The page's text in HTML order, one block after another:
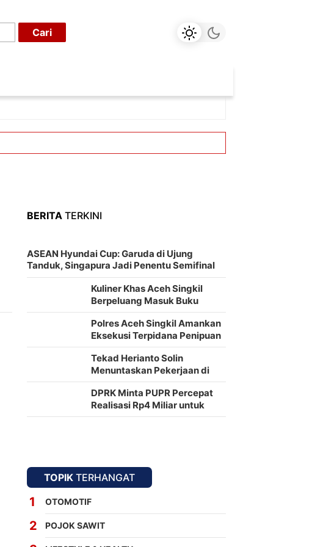
Cari
BERITA TERKINI
ASEAN Hyundai Cup: Garuda di Ujung
Tanduk, Singapura Jadi Penentu Semifinal
Kuliner Khas Aceh Singkil
Berpeluang Masuk Buku
Resep Nusantara
Polres Aceh Singkil Amankan
Eksekusi Terpidana Penipuan
oleh Kejari
Tekad Herianto Solin
Menuntaskan Pekerjaan di
Kampong Lae Ikan
DPRK Minta PUPR Percepat
Realisasi Rp4 Miliar untuk
Jalan Syekh Hamzah Fansuri–
TOPIK TERHANGAT
OTOMOTIF
POJOK SAWIT